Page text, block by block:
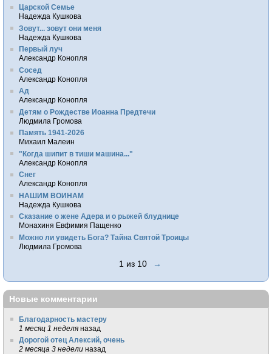
Царской Семье
Надежда Кушкова
Зовут... зовут они меня
Надежда Кушкова
Первый луч
Александр Конопля
Сосед
Александр Конопля
Ад
Александр Конопля
Детям о Рождестве Иоанна Предтечи
Людмила Громова
Память 1941-2026
Михаил Малеин
"Когда шипит в тиши машина..."
Александр Конопля
Снег
Александр Конопля
НАШИМ ВОИНАМ
Надежда Кушкова
Сказание о жене Адера и о рыжей блуднице
Монахиня Евфимия Пащенко
Можно ли увидеть Бога? Тайна Святой Троицы
Людмила Громова
1 из 10 →
Новые комментарии
Благодарность мастеру
1 месяц 1 неделя назад
Дорогой отец Алексий, очень
2 месяца 3 недели назад